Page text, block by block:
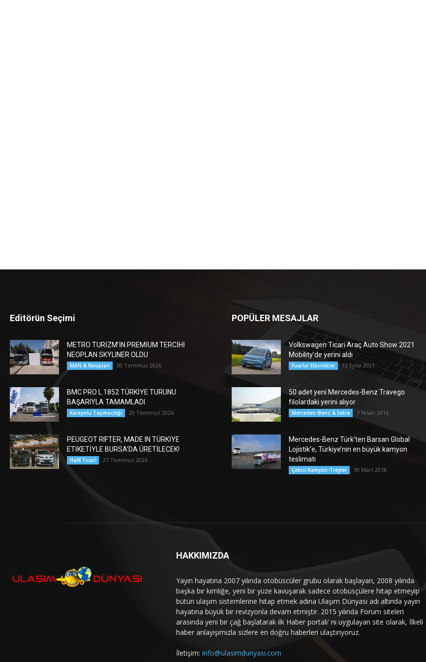
Editörün Seçimi
METRO TURİZM’İN PREMİUM TERCİHİ
NEOPLAN SKYLINER OLDU
MAN & Neoplan 30 Temmuz 2026
BMC PRO L 1852 TÜRKİYE TURUNU
BAŞARIYLA TAMAMLADI
Karayolu Taşımacılığı 29 Temmuz 2026
PEUGEOT RIFTER, MADE IN TÜRKİYE
ETİKETİYLE BURSA’DA ÜRETİLECEK!
Hafif Ticari 27 Temmuz 2026
POPÜLER MESAJLAR
Volkswagen Ticari Araç Auto Show 2021
Mobility’de yerini aldı
Fuarlar Etkinlikler 13 Eylül 2021
50 adet yeni Mercedes-Benz Travego
filolardaki yerini alıyor
Mercedes-Benz & Setra 7 Nisan 2016
Mercedes-Benz Türk’ten Barsan Global
Lojistik’e, Türkiye’nin en büyük kamyon
teslimatı
Çekici-Kamyon-Treyler 30 Mart 2018
HAKKIMIZDA
Yayın hayatına 2007 yılında otobüscüler grubu olarak başlayan, 2008 yılında
başka bir kimliğe, yeni bir yüze kavuşarak sadece otobüsçülere hitap etmeyip
bütün ulaşım sistemlerine hitap etmek adına Ulaşım Dünyası adı altında yayın
hayatına büyük bir revizyonla devam etmiştir. 2015 yılında Forum siteleri
arasında yeni bir çağ başlatarak ilk Haber portalı' nı uygulayan site olarak, İlkeli
haber anlayışımızla sizlere en doğru haberleri ulaştırıyoruz.
İletişim: info@ulasimdunyasi.com